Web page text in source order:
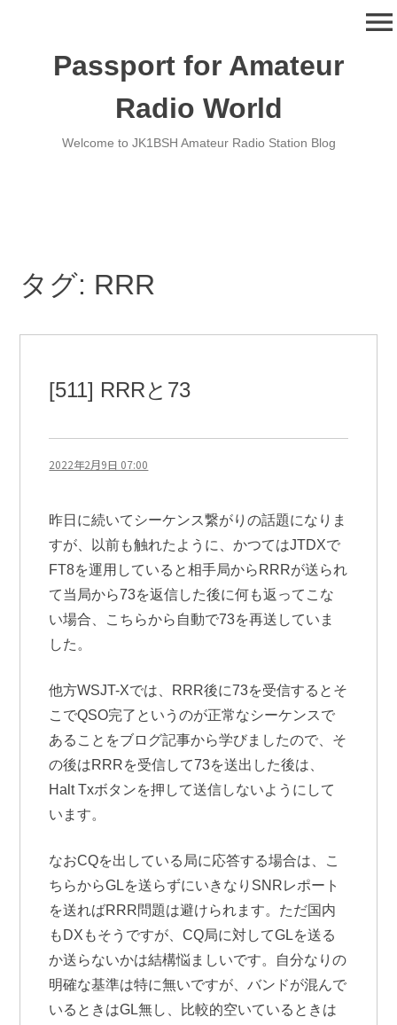
Passport for Amateur
Radio World
Welcome to JK1BSH Amateur Radio Station Blog
menu
タグ: RRR
[511] RRRと73
2022年2月9日 07:00
昨日に続いてシーケンス繋がりの話題になりま
すが、以前も触れたように、かつてはJTDXで
FT8を運用していると相手局からRRRが送られ
て当局から73を返信した後に何も返ってこな
い場合、こちらから自動で73を再送していま
した。
他方WSJT-Xでは、RRR後に73を受信するとそ
こでQSO完了というのが正常なシーケンスで
あることをブログ記事から学びましたので、そ
の後はRRRを受信して73を送出した後は、
Halt Txボタンを押して送信しないようにして
います。
なおCQを出している局に応答する場合は、こ
ちらからGLを送らずにいきなりSNRレポート
を送ればRRR問題は避けられます。ただ国内
もDXもそうですが、CQ局に対してGLを送る
か送らないかは結構悩ましいです。自分なりの
明確な基準は特に無いですが、バンドが混んで
いるときはGL無し、比較的空いているときは